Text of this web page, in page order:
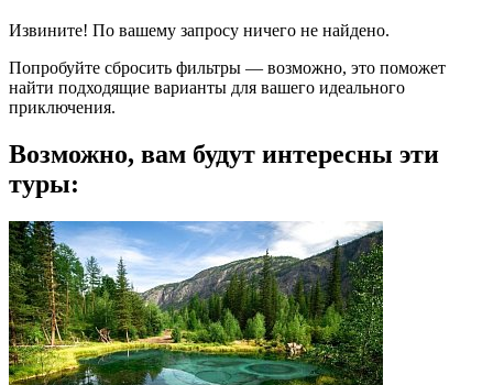
Извините! По вашему запросу ничего не найдено.
Попробуйте сбросить фильтры — возможно, это поможет
найти подходящие варианты для вашего идеального
приключения.
Возможно, вам будут интересны эти
туры: